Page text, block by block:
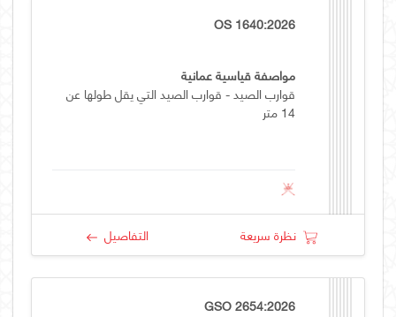
OS 1640:2026
مواصفة قياسية عمانية
قوارب الصيد - قوارب الصيد التي يقل طولها عن
14 متر
نظرة سريعة التفاصيل
GSO 2654:2026